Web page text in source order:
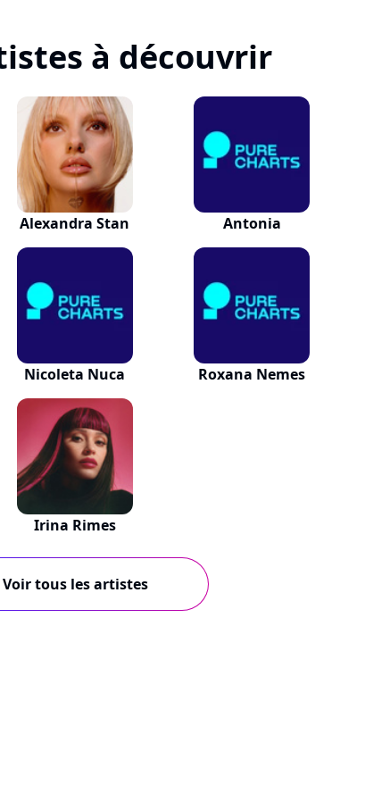
à découvrir
Alexandra Stan Antonia
Nicoleta Nuca Roxana Nemes
Irina Rimes
Voir tous les artistes